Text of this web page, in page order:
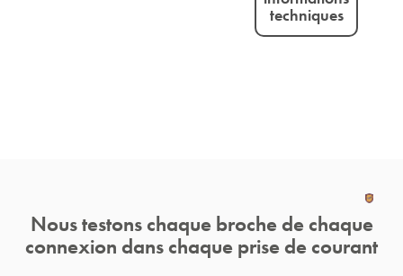
techniques
Nous testons chaque broche de chaque
connexion dans chaque prise de courant